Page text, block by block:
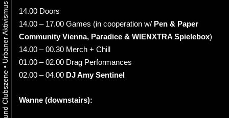
•
14.00 Doors
14.00 – 17.00 Games (in cooperation w/ Pen & Paper
Community Vienna, Paradice & WIENXTRA Spielebox)
14.00 – 00.30 Merch + Chill
01.00 – 02.00 Drag Performances
02.00 – 04.00 DJ Amy Sentinel
Wanne (downstairs):